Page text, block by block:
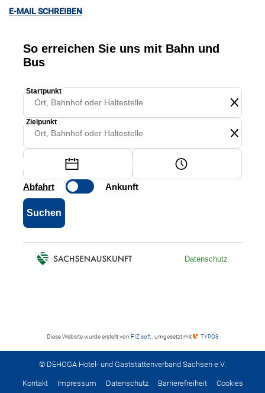
E-MAIL SCHREIBEN
Diese Website wurde erstellt von FIZ soft , umgesetzt mit TYPO3
© DEHOGA Hotel- und Gaststättenverband Sachsen e.V.
Kontakt Impressum Datenschutz Barrierefreiheit Cookies